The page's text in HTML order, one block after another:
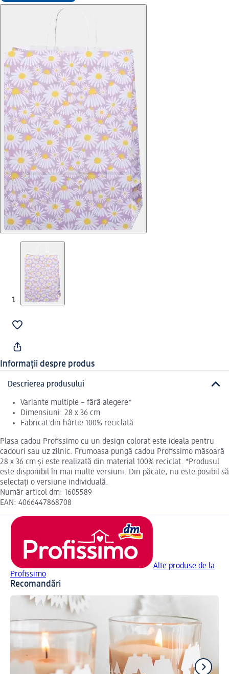
Informații despre produs
Descrierea produsului
Variante multiple – fără alegere*
Dimensiuni: 28 x 36 cm
Fabricat din hârtie 100% reciclată
Plasa cadou Profissimo cu un design colorat este ideala pentru
cadouri sau uz zilnic. Frumoasa pungă cadou Profissimo măsoară
28 x 36 cm și este realizată din material 100% reciclat. *Produsul
este disponibil în mai multe versiuni. Din păcate, nu este posibil să
selectați o versiune individuală.
Număr articol dm: 1605589
EAN: 4066447868708
Alte produse de la
Profissimo
Recomandări